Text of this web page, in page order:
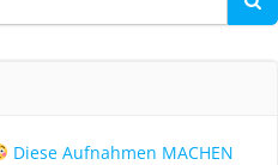
Diese Aufnahmen MACHEN